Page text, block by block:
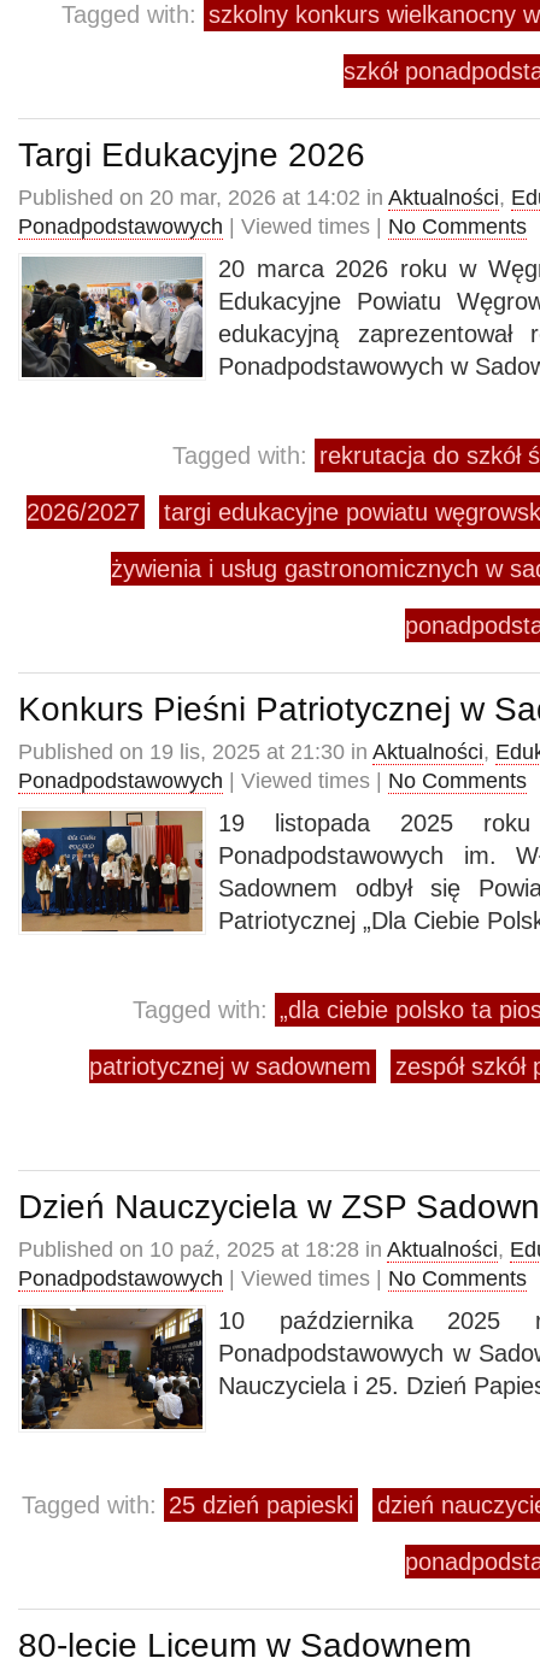
Tagged with: szkolny konkurs wielkanocny
szkół
Targi Edukacyjne 2026
Published on 20 mar, 2026 at 14:02 in Aktualności,
Ponadpodstawowych | Viewed times | No Comments
20 marca 2026 roku w
Edukacyjne Powiatu
edukacyjną zaprezentował
Ponadpodstawowych w
Tagged with: rekrutacja do szkół
2026/2027 targi edukacyjne powiatu
żywienia i usług gastronomicznych w
Konkurs Pieśni Patriotycznej w
Published on 19 lis, 2025 at 21:30 in Aktualności,
Ponadpodstawowych | Viewed times | No Comments
19 listopada 2025
Ponadpodstawowych im.
Sadownem odbył się
Patriotycznej „Dla Ciebie
Tagged with: „dla ciebie polsko ta
patriotycznej w sadownem zespół
Dzień Nauczyciela w ZSP
Published on 10 paź, 2025 at 18:28 in Aktualności,
Ponadpodstawowych | Viewed times | No Comments
10 października 2025
Ponadpodstawowych w
Nauczyciela i 25. Dzień
Tagged with: 25 dzień papieski dzień
80-lecie Liceum w Sadownem